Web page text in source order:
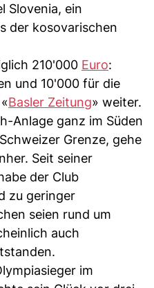
Slovenia, ein
der kosovarischen
210'000 Euro:
und 10'000 für die
Basler Zeitung» weiter.
Anlage ganz im Süden
Grenze, gehe
Seit seiner
der Club
zu geringer
seien rund um
auch
im